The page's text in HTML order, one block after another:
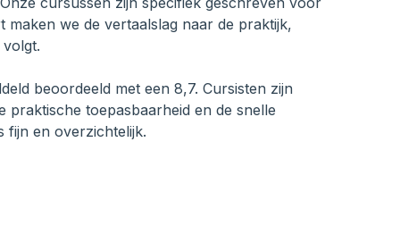
maken we de vertaalslag naar de praktijk,
beoordeeld met een 8,7. Cursisten zijn
praktische toepasbaarheid en de snelle
fijn en overzichtelijk.